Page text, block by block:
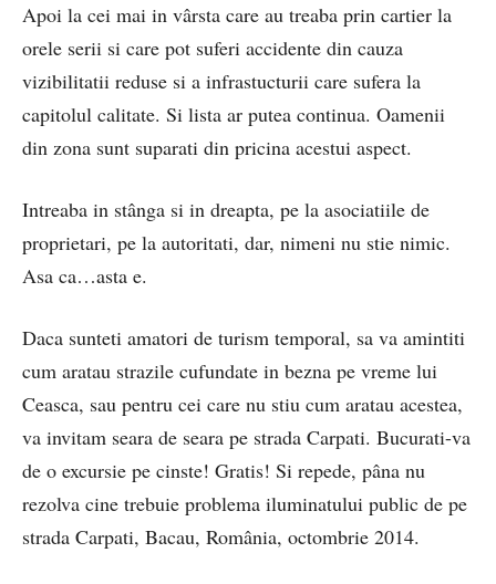
Apoi la cei mai in vârsta care au treaba prin cartier la
orele serii si care pot suferi accidente din cauza
vizibilitatii reduse si a infrastucturii care sufera la
capitolul calitate. Si lista ar putea continua. Oamenii
din zona sunt suparati din pricina acestui aspect.
Intreaba in stânga si in dreapta, pe la asociatiile de
proprietari, pe la autoritati, dar, nimeni nu stie nimic.
Asa ca…asta e.
Daca sunteti amatori de turism temporal, sa va amintiti
cum aratau strazile cufundate in bezna pe vreme lui
Ceasca, sau pentru cei care nu stiu cum aratau acestea,
va invitam seara de seara pe strada Carpati. Bucurati-va
de o excursie pe cinste! Gratis! Si repede, pâna nu
rezolva cine trebuie problema iluminatului public de pe
strada Carpati, Bacau, România, octombrie 2014.